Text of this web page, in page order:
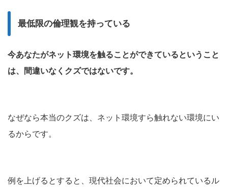
最低限の倫理観を持っている
今あなたがネット環境を触ることができているということ
は、間違いなくクズではないです。
なぜなら本当のクズは、ネット環境すら触れない環境にい
るからです。
例を上げるとすると、現代社会において定められているル